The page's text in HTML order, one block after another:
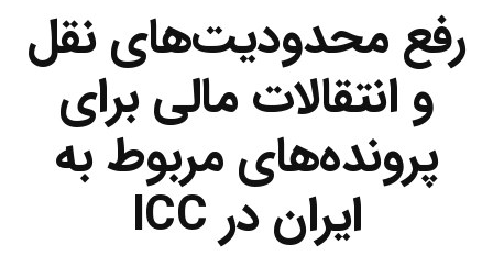
رفع محدودیت‌های نقل
و انتقالات مالی برای
پرونده‌های مربوط به
ایران در ICC